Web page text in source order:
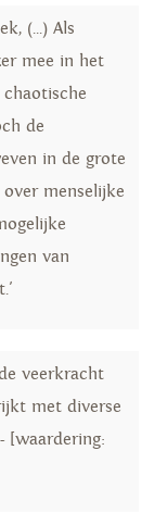
(...) Als
mee in het
de
in de grote
menselijke
van
veerkracht
met diverse
[waardering: